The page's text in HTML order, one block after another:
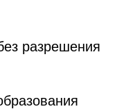
разрешения